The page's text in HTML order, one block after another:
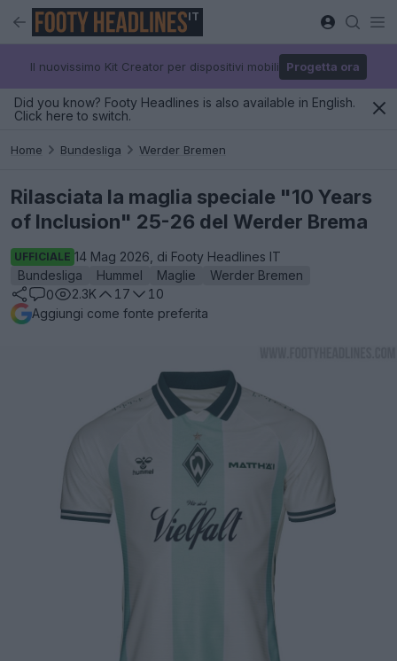
IT
Il nuovissimo Kit Creator per dispositivi mobili Progetta ora
Did you know? Footy Headlines is also available in English.
Click here to switch.
Home Bundesliga Werder Bremen
Rilasciata la maglia speciale "10 Years
of Inclusion" 25-26 del Werder Brema
UFFICIALE 14 Mag 2026, di Footy Headlines IT
Bundesliga
Hummel Maglie
Werder Bremen
0
2.3K 17
10
Aggiungi come fonte preferita